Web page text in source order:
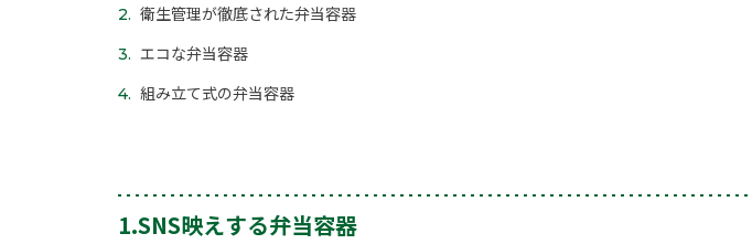
衛生管理が徹底された弁当容器
エコな弁当容器
組み立て式の弁当容器
1.SNS映えする弁当容器